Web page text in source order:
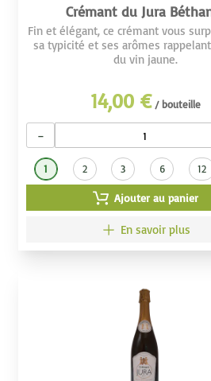
Crémant du Jura
Fin et élégant, ce crémant vous
sa typicité et ses arômes
du vin jaune.
14,00 € / bouteille
−
1 2 3 6 12
Ajouter au panier
En savoir plus